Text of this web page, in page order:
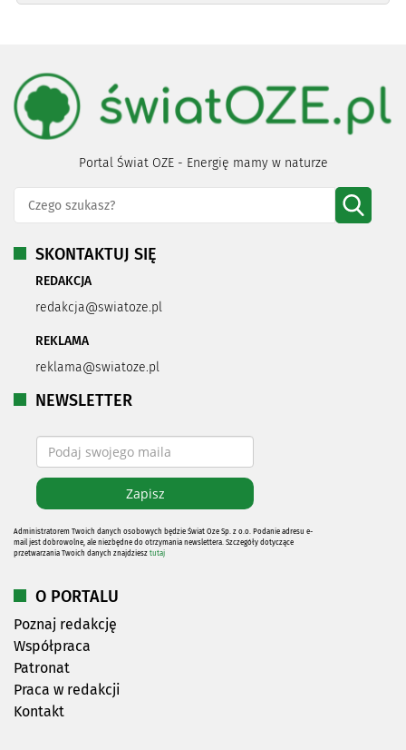
Portal Świat OZE - Energię mamy w naturze
SKONTAKTUJ SIĘ
REDAKCJA
redakcja@swiatoze.pl
REKLAMA
reklama@swiatoze.pl
NEWSLETTER
Administratorem Twoich danych osobowych będzie Świat Oze Sp. z o.o. Podanie adresu e-
mail jest dobrowolne, ale niezbędne do otrzymania newslettera. Szczegóły dotyczące
przetwarzania Twoich danych znajdziesz tutaj
O PORTALU
Poznaj redakcję
Współpraca
Patronat
Praca w redakcji
Kontakt